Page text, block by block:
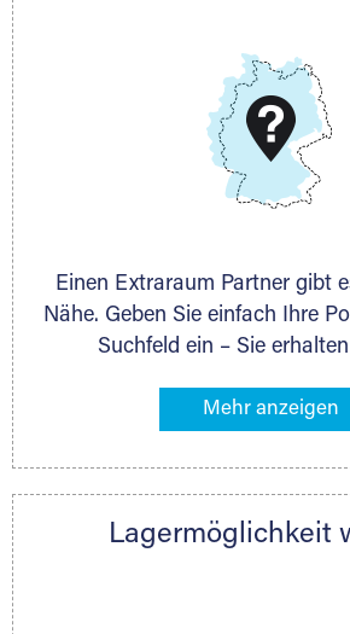
DMG Aktiengesellschaft
www.dmg-ag.com
Einen Extraraum Partner gibt
Nähe. Geben Sie einfach Ihre
Suchfeld ein – Sie
Lagermöglichkeiten in Ihrer
direkt online mieten. Gibt es
nächstgelegenen Partner und
Lagermöglichkeit